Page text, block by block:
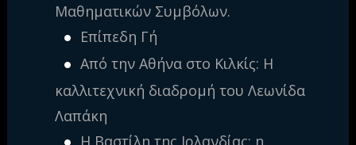
Μαθηματικών Συμβόλων.
Επίπεδη Γή
Από την Αθήνα στο Κιλκίς: Η
καλλιτεχνική διαδρομή του Λεωνίδα
Λαπάκη
Η Βαστίλη της Ιρλανδίας: η